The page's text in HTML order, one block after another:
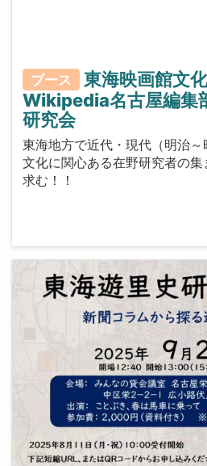
ブース
東海映画館文
Wikipedia名古屋編集
研究会
東海地方で近代・現代（明治
文化に関心ある在野研究者の集
求む！！